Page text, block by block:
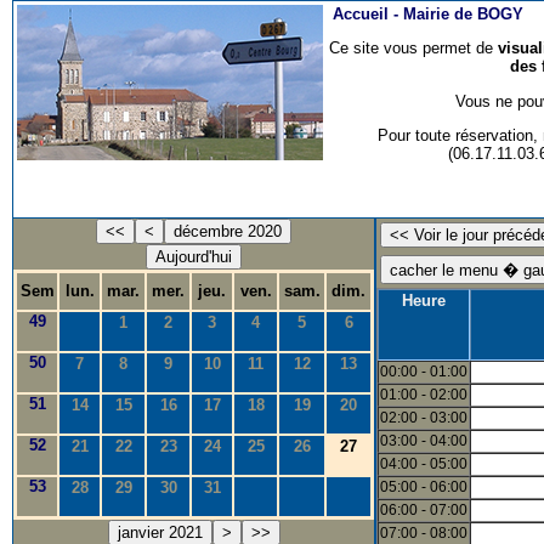
Accueil - Mairie de BOGY
Ce site vous permet de
des
Vous ne
Pour toute
<< <
décembre 2020
Aujourd'hui
Sem
lun. mar. mer. jeu. ven. sam.
dim.
49
1 2 3 4 5 6
50 7 8 9 10 11 12 13
51 14 15 16 17 18 19 20
52 21 22 23 24 25 26 27
53 28 29 30 31
janvier 2021 > >>
Heure
00:00 - 01:00
01:00 - 02:00
02:00 - 03:00
03:00 - 04:00
04:00 - 05:00
05:00 - 06:00
06:00 - 07:00
07:00 - 08:00